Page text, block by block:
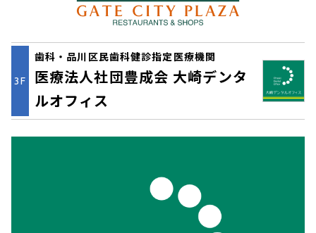
3F
歯科・品川区民歯科健診指定医療機関
医療法人社団豊成会 大崎デンタ
ルオフィス